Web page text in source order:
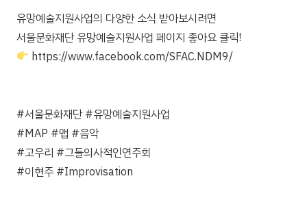
유망예술지원사업의 다양한 소식 받아보시려면
서울문화재단 유망예술지원사업 페이지 좋아요 클릭!
https://www.facebook.com/SFAC.NDM9/
#서울문화재단 #유망예술지원사업
#MAP #맵 #음악
#고우리 #그들의사적인연주회
#이현주 #Improvisation